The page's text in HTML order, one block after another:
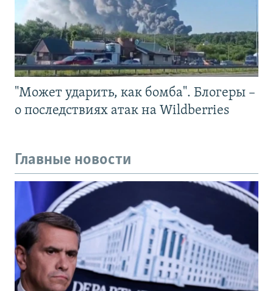
"Может ударить, как бомба". Блогеры –
о последствиях атак на Wildberries
Главные новости